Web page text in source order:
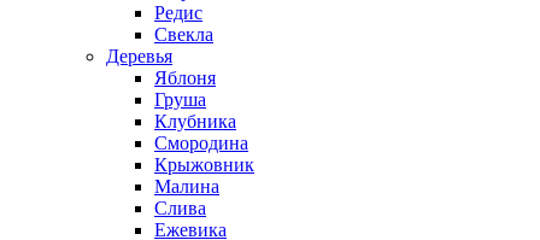
Редис
Свекла
Деревья
Яблоня
Груша
Клубника
Смородина
Крыжовник
Малина
Слива
Ежевика